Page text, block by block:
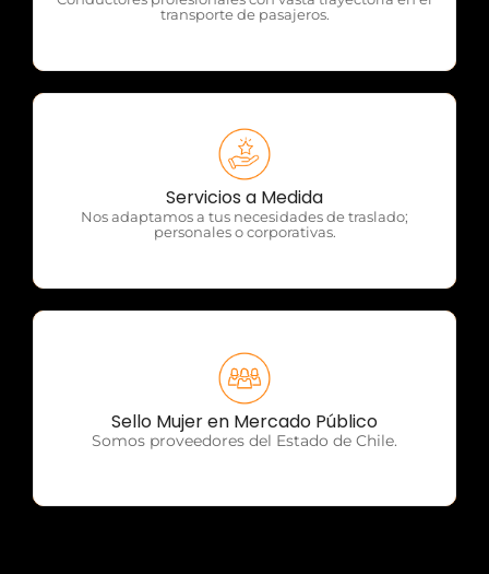
transporte de pasajeros.
Servicios a Medida
Nos adaptamos a tus necesidades de traslado;
personales o corporativas.
OTP Servicios
Sello Mujer en Mercado Público
Somos proveedores del Estado de Chile.
OTP Servicios